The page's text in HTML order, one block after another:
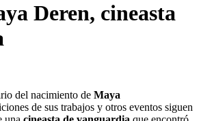
Deren, cineasta
del nacimiento de Maya
de sus trabajos y otros eventos siguen